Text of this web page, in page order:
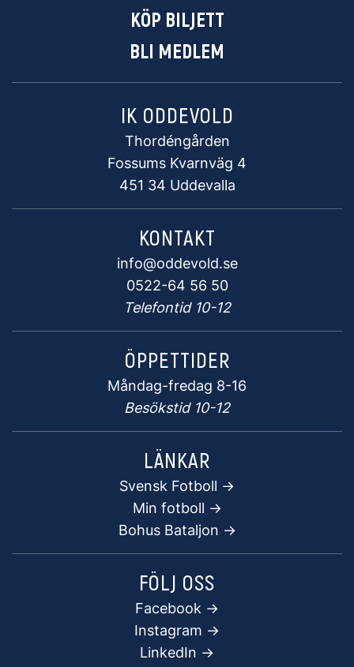
KÖP BILJETT
BLI MEDLEM
IK ODDEVOLD
Thordéngården
Fossums Kvarnväg 4
451 34 Uddevalla
KONTAKT
info@oddevold.se
0522-64 56 50
Telefontid 10-12
ÖPPETTIDER
Måndag-fredag 8-16
Besökstid 10-12
LÄNKAR
Svensk Fotboll ->
Min fotboll ->
Bohus Bataljon ->
FÖLJ OSS
Facebook ->
Instagram ->
LinkedIn ->